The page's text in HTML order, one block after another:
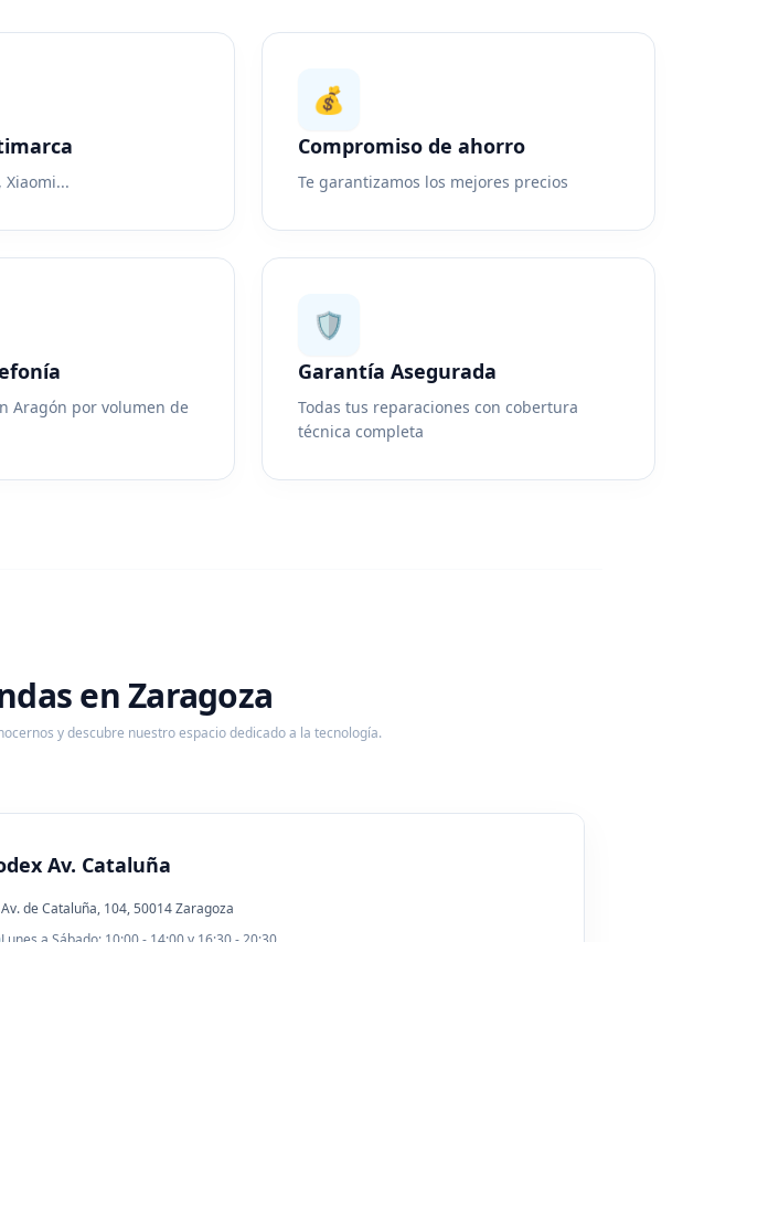
Xiaomi...
💰
Compromiso de ahorro
Te garantizamos los mejores precios
Aragón por volumen de
🛡️
Garantía Asegurada
Todas tus reparaciones con cobertura
técnica completa
en Zaragoza
y descubre nuestro espacio dedicado a la tecnología.
Av. Cataluña
Av. de Cataluña, 104, 50014 Zaragoza
Lunes a Sábado: 10:00 - 14:00 y 16:30 - 20:30